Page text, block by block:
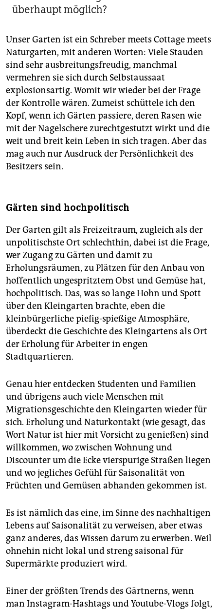
überhaupt möglich?
Unser Garten ist ein Schreber meets Cottage meets
Naturgarten, mit anderen Worten: Viele Stauden
sind sehr ausbreitungsfreudig, manchmal
vermehren sie sich durch Selbstaussaat
explosionsartig. Womit wir wieder bei der Frage
der Kontrolle wären. Zumeist schüttele ich den
Kopf, wenn ich Gärten passiere, deren Rasen wie
mit der Nagelschere zurechtgestutzt wirkt und die
weit und breit kein Leben in sich tragen. Aber das
mag auch nur Ausdruck der Persönlichkeit des
Besitzers sein.
Gärten sind hochpolitisch
Der Garten gilt als Freizeitraum, zugleich als der
unpolitischste Ort schlechthin, dabei ist die Frage,
wer Zugang zu Gärten und damit zu
Erholungsräumen, zu Plätzen für den Anbau von
hoffentlich ungespritztem Obst und Gemüse hat,
hochpolitisch. Das, was so lange Hohn und Spott
über den Kleingarten brachte, eben die
kleinbürgerliche piefig-spießige Atmosphäre,
überdeckt die Geschichte des Kleingartens als Ort
der Erholung für Arbeiter in engen
Stadtquartieren.
Genau hier entdecken Studenten und Familien
und übrigens auch viele Menschen mit
Migrationsgeschichte den Kleingarten wieder für
sich. Erholung und Naturkontakt (wie gesagt, das
Wort Natur ist hier mit Vorsicht zu genießen) sind
willkommen, wo zwischen Wohnung und
Discounter um die Ecke vierspurige Straßen liegen
und wo jegliches Gefühl für Saisonalität von
Früchten und Gemüsen abhanden gekommen ist.
Es ist nämlich das eine, im Sinne des nachhaltigen
Lebens auf Saisonalität zu verweisen, aber etwas
ganz anderes, das Wissen darum zu erwerben. Weil
ohnehin nicht lokal und streng saisonal für
Supermärkte produziert wird.
Einer der größten Trends des Gärtnerns, wenn
man Instagram-Hashtags und Youtube-Vlogs folgt,